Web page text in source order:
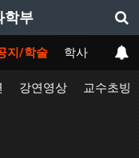
학부
지/학술 학사
강연영상 교수초빙